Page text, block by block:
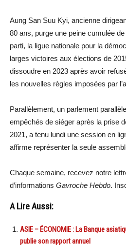
Aung San Suu Kyi, ancienne
80 ans, purge une peine cumulée
parti, la ligue nationale pour la
larges victoires aux élections de
dissoudre en 2023 après avoir
les nouvelles règles imposées par
Parallèlement, un parlement
empêchés de siéger après la prise
2021, a tenu lundi une session en
affirme représenter la seule
Chaque semaine, recevez notre
d’informations Gavroche Hebdo.
A Lire Aussi:
ASIE – ÉCONOMIE : La Banque
publie son rapport annuel